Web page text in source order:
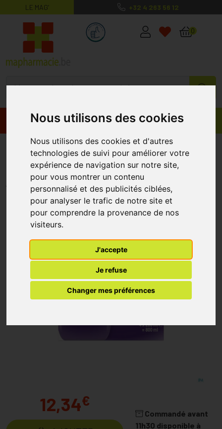
Nous utilisons des cookies
Nous utilisons des cookies et d'autres
technologies de suivi pour améliorer votre
expérience de navigation sur notre site,
pour vous montrer un contenu
personnalisé et des publicités ciblées,
pour analyser le trafic de notre site et
pour comprendre la provenance de nos
visiteurs.
J'accepte
Je refuse
Changer mes préférences
LE MAG’ +32 4 263 56 12
MaPharmacie.be ma santé, mes
0
Promos Produits
Fortimel Multifiber 1.5kcal
Vanille 4x200ml
FORTIMEL
12,34€
Commandé avant
11h30 disponible à